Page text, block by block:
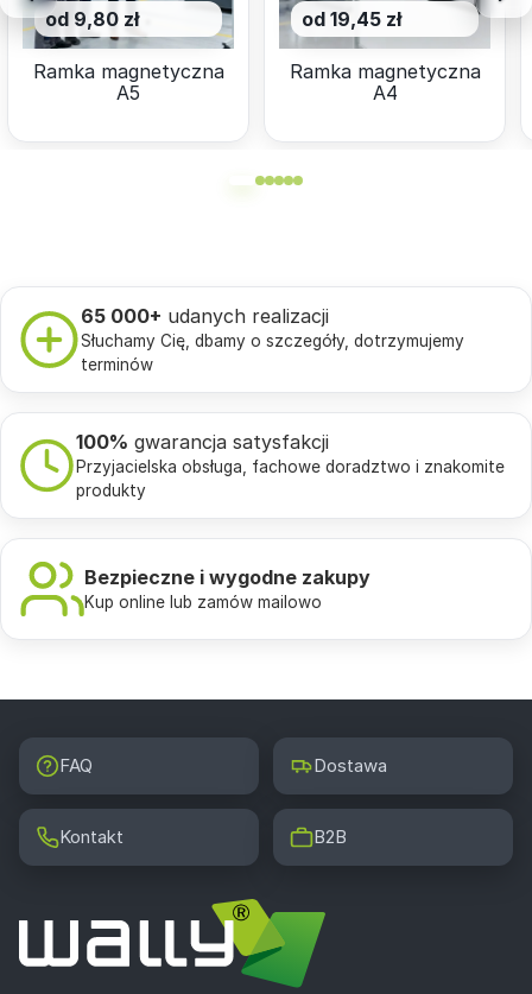
od 9,80 zł
Ramka magnetyczna
A5
od 19,45 zł
Ramka magnetyczna
A4
65 000+ udanych realizacji
Słuchamy Cię, dbamy o szczegóły, dotrzymujemy
terminów
100% gwarancja satysfakcji
Przyjacielska obsługa, fachowe doradztwo i znakomite
produkty
Bezpieczne i wygodne zakupy
Kup online lub zamów mailowo
FAQ Dostawa
Kontakt B2B